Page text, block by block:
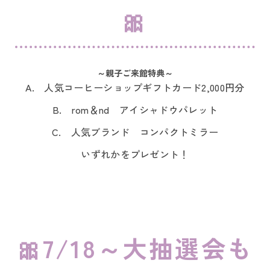
🎀
～親子ご来館特典～
A. 人気コーヒーショップギフトカード2,000円分
B. rom＆nd アイシャドウパレット
C. 人気ブランド コンパクトミラー
いずれかをプレゼント！
🎀7/18～大抽選会も